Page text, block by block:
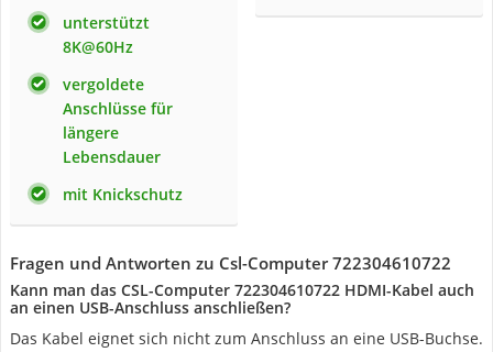
unterstützt
8K@60Hz
vergoldete
Anschlüsse für
längere
Lebensdauer
mit Knickschutz
Fragen und Antworten zu Csl-Computer 722304610722
Kann man das CSL-Computer 722304610722 HDMI-Kabel auch
an einen USB-Anschluss anschließen?
Das Kabel eignet sich nicht zum Anschluss an eine USB-Buchse.